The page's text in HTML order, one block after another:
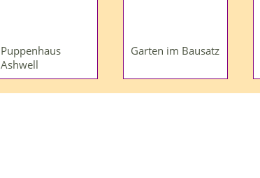
Puppenhaus
Ashwell
Garten im Bausatz